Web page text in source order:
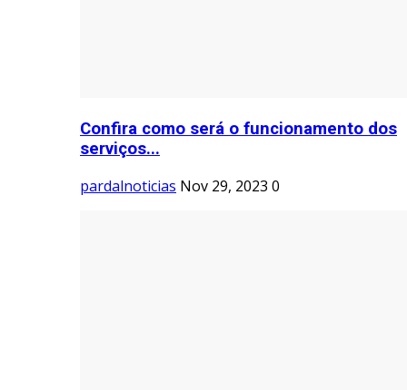
Confira como será o funcionamento dos
serviços...
pardalnoticias Nov 29, 2023 0